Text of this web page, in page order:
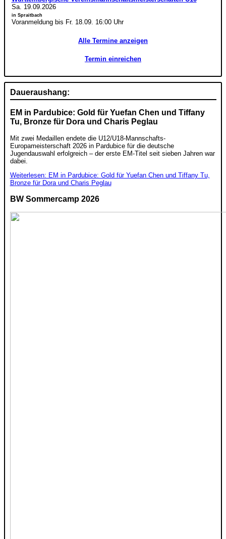
Sa. 19.09.2026
in Spraitbach
Voranmeldung bis Fr. 18.09. 16:00 Uhr
Alle Termine anzeigen
Termin einreichen
Daueraushang:
EM in Pardubice: Gold für Yuefan Chen und Tiffany
Tu, Bronze für Dora und Charis Peglau
Mit zwei Medaillen endete die U12/U18-Mannschafts-
Europameisterschaft 2026 in Pardubice für die deutsche
Jugendauswahl erfolgreich – der erste EM-Titel seit sieben Jahren war
dabei.
Weiterlesen: EM in Pardubice: Gold für Yuefan Chen und Tiffany Tu,
Bronze für Dora und Charis Peglau
BW Sommercamp 2026